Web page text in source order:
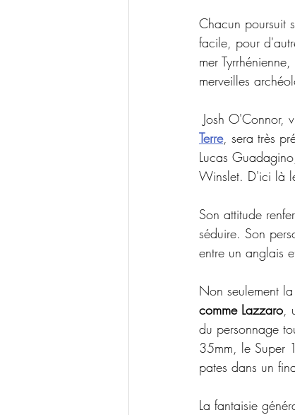
Chacun poursuit
facile, pour
mer
merveilles
Josh O'Connor,
Terre, sera très
Lucas
Winslet. D'ici là
Son attitude
séduire. Son
entre un anglais
Non seulement
comme Lazzaro,
du personnage
35mm, le Super
pates dans un
La fantaisie